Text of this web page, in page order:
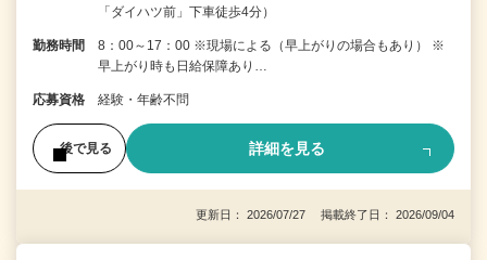
「ダイハツ前」下車徒歩4分）
勤務時間
8：00～17：00 ※現場による（早上がりの場合もあり） ※
早上がり時も日給保障あり…
応募資格 経験・年齢不問
後で見る 詳細を見る
更新日： 2026/07/27 掲載終了日： 2026/09/04